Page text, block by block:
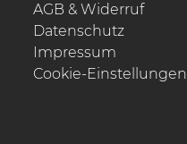
AGB & Widerruf
Datenschutz
Impressum
Cookie-Einstellungen